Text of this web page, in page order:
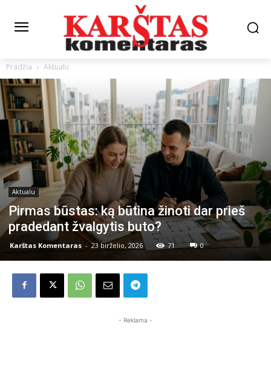
Pradžia Aktualu
Aktualu
Pirmas būstas: ką būtina žinoti dar prieš
pradedant žvalgytis buto?
Karštas Komentaras - 23 birželio, 2026 71 0
- Reklama -